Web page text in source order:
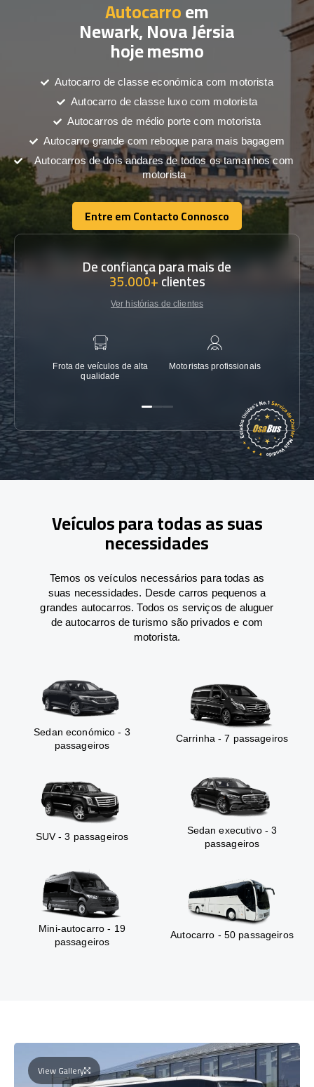
Autocarroem
Newark, Nova Jérsia
hoje mesmo
Autocarro de classe económica com motorista
Autocarro de classe luxo com motorista
Autocarros de médio porte com motorista
Autocarro grande com reboque para mais bagagem
Autocarros de dois andares de todos os tamanhos com
motorista
Entre em Contacto Connosco
Entre em Contacto Connosco
De confiança para mais de
35.000+clientes
Ver histórias de clientes
Frota de veículos de alta
qualidade
Motoristas profissionais
Veículos para todas as suas
necessidades
Temos os veículos necessários para todas as
suas necessidades. Desde carros pequenos a
grandes autocarros. Todos os serviços de aluguer
de autocarros de turismo são privados e com
motorista.
Sedan económico - 3
passageiros
Carrinha - 7 passageiros
SUV - 3 passageiros
Sedan executivo - 3
passageiros
Mini-autocarro - 19
passageiros
Autocarro - 50 passageiros
View Gallery